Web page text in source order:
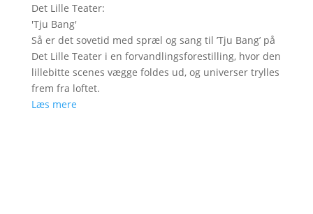
Det Lille Teater:
'Tju Bang'
Så er det sovetid med spræl og sang til ’Tju Bang’ på
Det Lille Teater i en forvandlingsforestilling, hvor den
lillebitte scenes vægge foldes ud, og universer trylles
frem fra loftet.
Læs mere